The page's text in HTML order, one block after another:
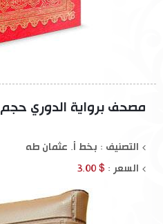
مصحف برواية الدوري حجم 8×12
التصنيف : بخط أ. عثمان طه
السعر : $ 3.00